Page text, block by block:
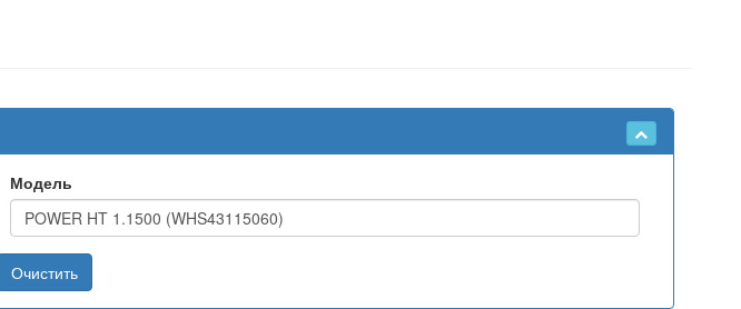
Модель
Очистить